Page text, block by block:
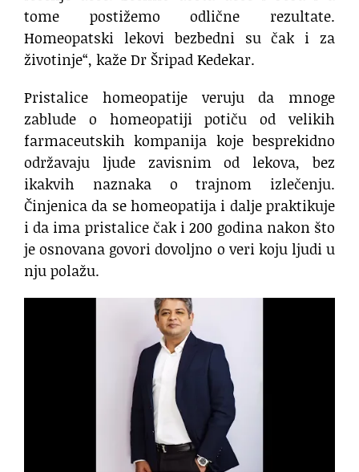
tome postižemo odlične rezultate.
Homeopatski lekovi bezbedni su čak i za
životinje“, kaže Dr Šripad Kedekar.
Pristalice homeopatije veruju da mnoge
zablude o homeopatiji potiču od velikih
farmaceutskih kompanija koje besprekidno
održavaju ljude zavisnim od lekova, bez
ikakvih naznaka o trajnom izlečenju.
Činjenica da se homeopatija i dalje praktikuje
i da ima pristalice čak i 200 godina nakon što
je osnovana govori dovoljno o veri koju ljudi u
nju polažu.